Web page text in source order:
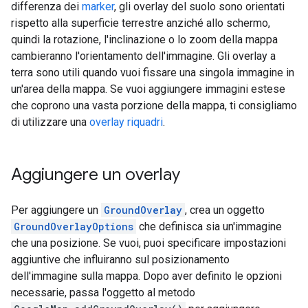
differenza dei marker, gli overlay del suolo sono orientati
rispetto alla superficie terrestre anziché allo schermo,
quindi la rotazione, l'inclinazione o lo zoom della mappa
cambieranno l'orientamento dell'immagine. Gli overlay a
terra sono utili quando vuoi fissare una singola immagine in
un'area della mappa. Se vuoi aggiungere immagini estese
che coprono una vasta porzione della mappa, ti consigliamo
di utilizzare una overlay riquadri.
Aggiungere un overlay
Per aggiungere un GroundOverlay , crea un oggetto
GroundOverlayOptions che definisca sia un'immagine
che una posizione. Se vuoi, puoi specificare impostazioni
aggiuntive che influiranno sul posizionamento
dell'immagine sulla mappa. Dopo aver definito le opzioni
necessarie, passa l'oggetto al metodo